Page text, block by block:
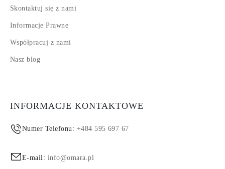
Skontaktuj się z nami
Informacje Prawne
Współpracuj z nami
Nasz blog
INFORMACJE KONTAKTOWE
Numer Telefonu: +484 595 697 67
E-mail: info@omara.pl